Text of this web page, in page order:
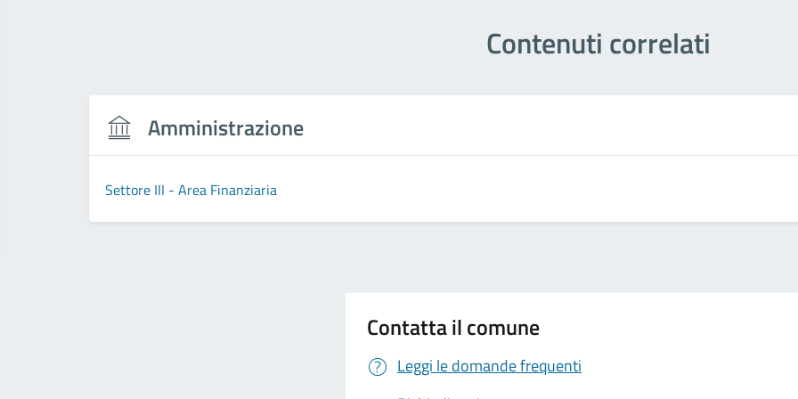
Contenuti correlati
Amministrazione
Settore III - Area Finanziaria
Contatta il comune
Leggi le domande frequenti